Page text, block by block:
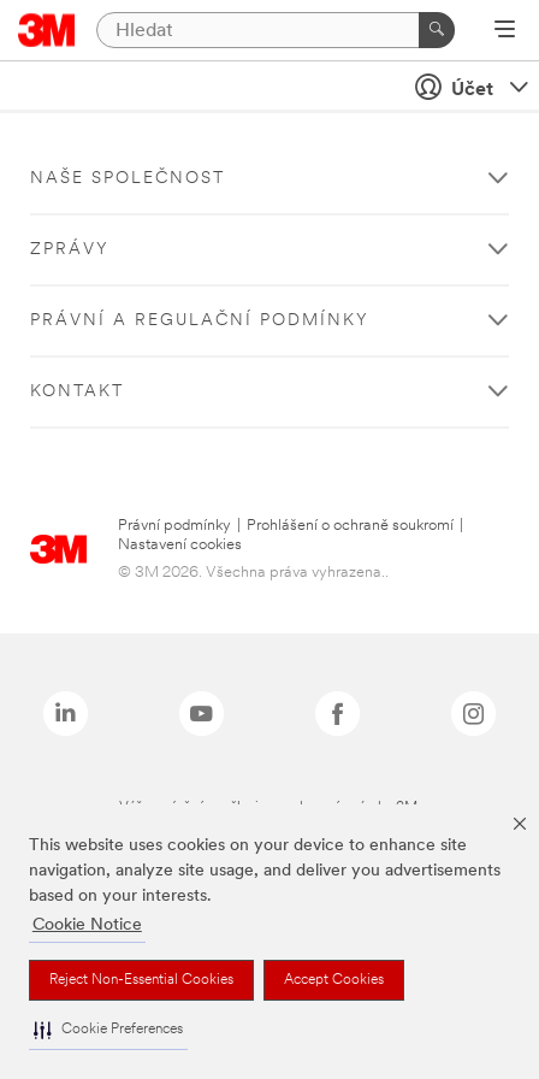
This website uses cookies on your device to enhance site
navigation, analyze site usage, and deliver you advertisements
based on your interests.
Cookie Notice
Reject Non-Essential Cookies Accept Cookies
Cookie Preferences
Účet
NAŠE SPOLEČNOST
ZPRÁVY
PRÁVNÍ A REGULAČNÍ PODMÍNKY
KONTAKT
Právní podmínky Prohlášení o ochraně soukromí
Nastavení cookies
© 3M 2026. Všechna práva vyhrazena..
Výše zmíněné značky jsou ochranné známky 3M.